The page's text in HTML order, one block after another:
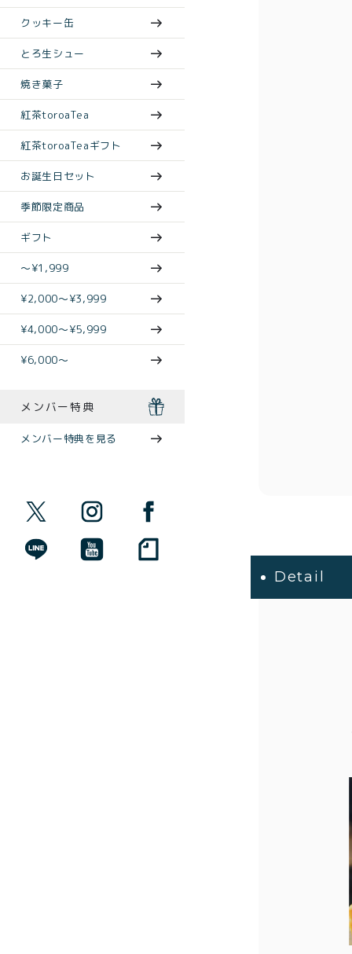
Detail
クッキー缶
とろ生シュー
焼き菓子
紅茶toroaTea
紅茶toroaTeaギフト
お誕生日セット
季節限定商品
ギフト
〜¥1,999
¥2,000〜¥3,999
¥4,000〜¥5,999
¥6,000〜
メンバー特典
メンバー特典を見る